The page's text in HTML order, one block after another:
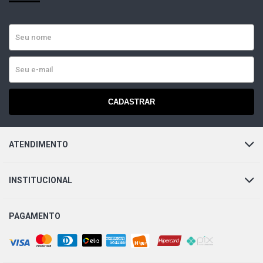
CADASTRAR
ATENDIMENTO
INSTITUCIONAL
PAGAMENTO